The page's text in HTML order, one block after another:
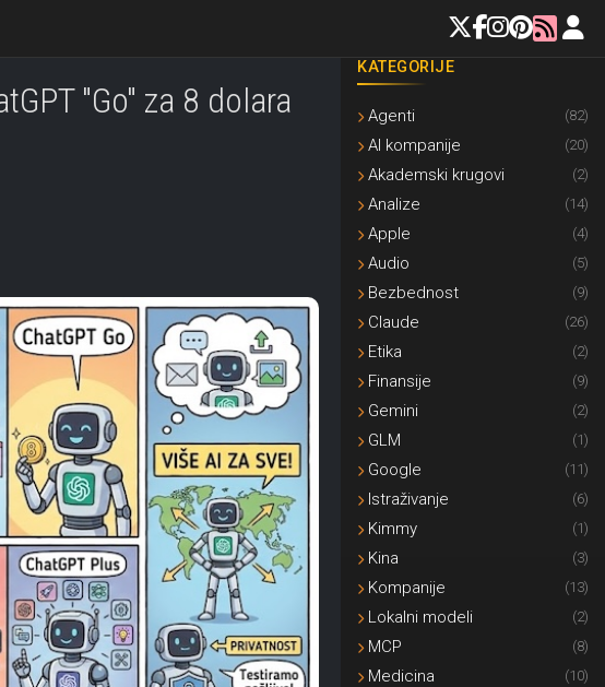
"Go" za 8 dolara
KATEGORIJE
Agenti (82)
AI kompanije (20)
Akademski krugovi (2)
Analize (14)
Apple (4)
Audio (5)
Bezbednost (9)
Claude (26)
Etika (2)
Finansije (9)
Gemini (2)
GLM (1)
Google (11)
Istraživanje (6)
Kimmy (1)
Kina (3)
Kompanije (13)
Lokalni modeli (2)
MCP (8)
Medicina (10)